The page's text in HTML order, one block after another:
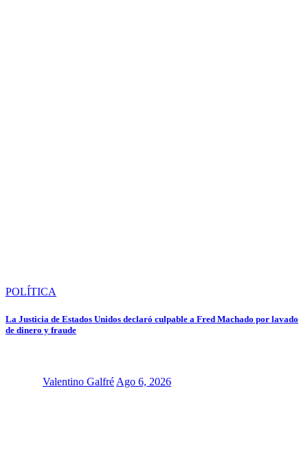
POLÍTICA
La Justicia de Estados Unidos declaró culpable a Fred Machado por lavado
de dinero y fraude
Valentino Galfré Ago 6, 2026